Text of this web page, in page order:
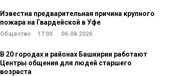
Известна предварительная причина крупного
пожара на Гвардейской в Уфе
Общество 17:00 06.08.2026
В 20 городах и районах Башкирии работают
Центры общения для людей старшего
возраста